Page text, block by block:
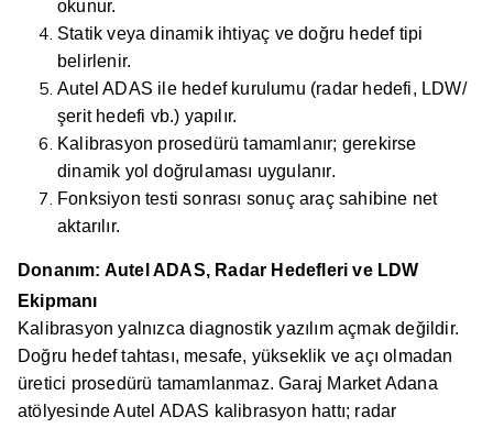
okunur.
Statik veya dinamik ihtiyaç ve doğru hedef tipi
belirlenir.
Autel ADAS ile hedef kurulumu (radar hedefi, LDW/
şerit hedefi vb.) yapılır.
Kalibrasyon prosedürü tamamlanır; gerekirse
dinamik yol doğrulaması uygulanır.
Fonksiyon testi sonrası sonuç araç sahibine net
aktarılır.
Donanım: Autel ADAS, Radar Hedefleri ve LDW
Ekipmanı
Kalibrasyon yalnızca diagnostik yazılım açmak değildir.
Doğru hedef tahtası, mesafe, yükseklik ve açı olmadan
üretici prosedürü tamamlanmaz. Garaj Market Adana
atölyesinde Autel ADAS kalibrasyon hattı; radar